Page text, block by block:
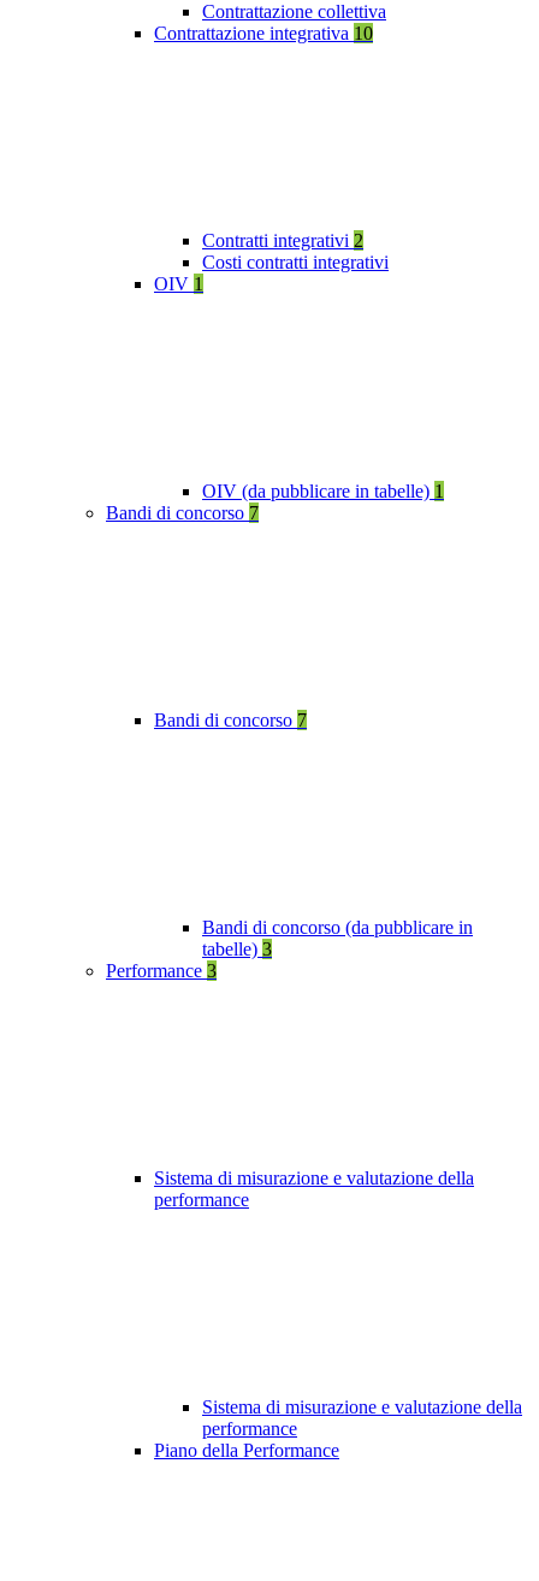
Contrattazione collettiva
Contrattazione integrativa 10
Contratti integrativi 2
Costi contratti integrativi
OIV 1
OIV (da pubblicare in tabelle) 1
Bandi di concorso 7
Bandi di concorso 7
Bandi di concorso (da pubblicare in
tabelle) 3
Performance 3
Sistema di misurazione e valutazione della
performance
Sistema di misurazione e valutazione della
performance
Piano della Performance